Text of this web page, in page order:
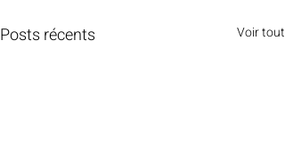
Posts récents Voir tout